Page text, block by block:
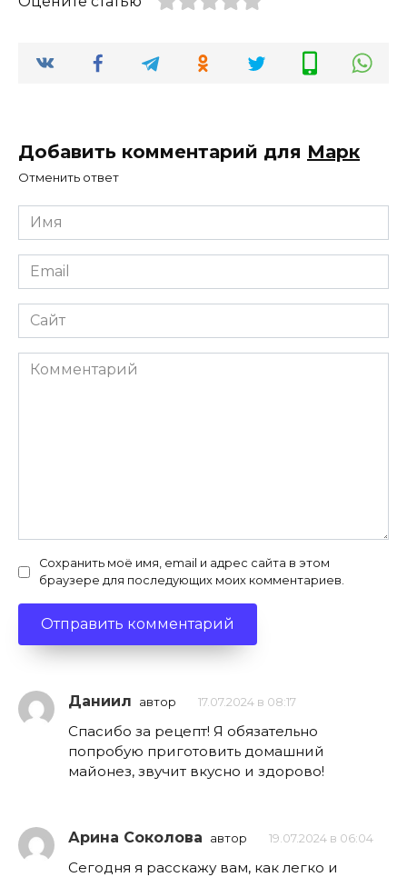
Добавить комментарий для Марк
Отменить ответ
Имя
*
Email
*
Сайт
Комментарий
Сохранить моё имя, email и адрес сайта в этом
браузере для последующих моих комментариев.
Даниил автор 17.07.2024 в 08:17
Спасибо за рецепт! Я обязательно
попробую приготовить домашний
майонез, звучит вкусно и здорово!
Арина Соколова автор 19.07.2024 в 06:04
Сегодня я расскажу вам, как легко и